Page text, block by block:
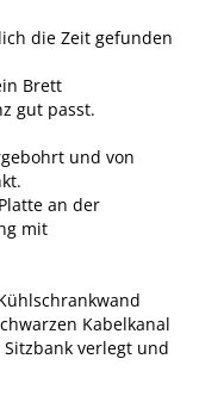
die Zeit gefunden
Brett
gut passt.
und von
an der
mit
Kabelkanal
verlegt und